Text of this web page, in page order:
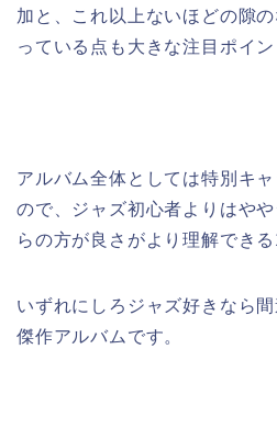
加と、これ以上ないほどの隙
っている点も大きな注目ポイン
アルバム全体としては特別キ
ので、ジャズ初心者よりはや
らの方が良さがより理解できる
いずれにしろジャズ好きなら
傑作アルバムです。